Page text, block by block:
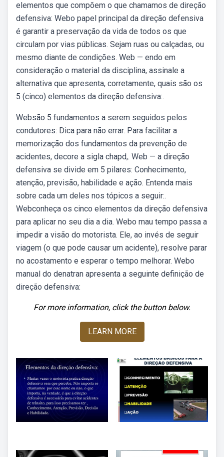
elementos que compõem o que chamamos de direção
defensiva: Webo papel principal da direção defensiva
é garantir a preservação da vida de todos os que
circulam por vias públicas. Sejam ruas ou calçadas, ou
mesmo diante de condições. Web — endo em
consideração o material da disciplina, assinale a
alternativa que apresenta, corretamente, quais são os
5 (cinco) elementos da direção defensiva:.
Websão 5 fundamentos a serem seguidos pelos
condutores: Dica para não errar. Para facilitar a
memorização dos fundamentos da prevenção de
acidentes, decore a sigla chapd,. Web — a direção
defensiva se divide em 5 pilares: Conhecimento,
atenção, previsão, habilidade e ação. Entenda mais
sobre cada um deles nos tópicos a seguir:.
Webconheça os cinco elementos da direção defensiva
para aplicar no seu dia a dia. Webo mau tempo passa a
impedir a visão do motorista. Ele, ao invés de seguir
viagem (o que pode causar um acidente), resolve parar
no acostamento e esperar o tempo melhorar. Webo
manual do denatran apresenta a seguinte definição de
direção defensiva:
For more information, click the button below.
LEARN MORE